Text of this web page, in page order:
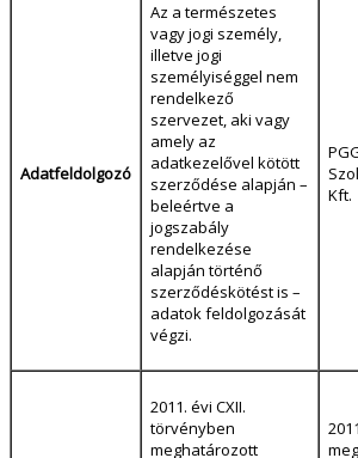
Adatfeldolgozó
Az a természetes
vagy jogi személy,
illetve jogi
személyiséggel nem
rendelkező
szervezet, aki vagy
amely az
adatkezelővel kötött
szerződése alapján –
beleértve a
jogszabály
rendelkezése
alapján történő
szerződéskötést is –
adatok feldolgozását
végzi.
Kft.
2011. évi CXII.
törvényben
meghatározott